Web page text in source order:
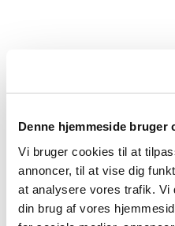
Denne hjemmeside bruger
Vi bruger cookies til at
annoncer, til at vise dig
at analysere vores trafik. Vi
din brug af vores